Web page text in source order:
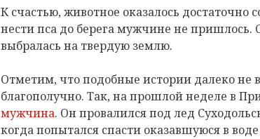
К счастью, животное оказалось достаточно
нести пса до берега мужчине не пришлось.
выбралась на твердую землю.
Отметим, что подобные истории далеко не
благополучно. Так, на прошлой неделе в
мужчина. Он провалился под лед
когда попытался спасти оказавшуюся в воде